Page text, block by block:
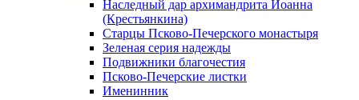
Наследный дар архимандрита Иоанна
(Крестьянкина)
Старцы Псково-Печерского монастыря
Зеленая серия надежды
Подвижники благочестия
Псково-Печерские листки
Именинник